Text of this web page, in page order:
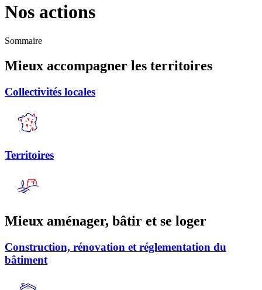
Nos actions
Sommaire
Mieux accompagner les territoires
Collectivités locales
Territoires
Mieux aménager, bâtir et se loger
Construction, rénovation et réglementation du
bâtiment